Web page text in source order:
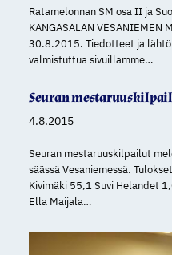
Ratamelonnan SM osa II ja
KANGASALAN VESANIEMEN
30.8.2015. Tiedotteet ja
valmistuttua sivuillamme…
Seuran
4.8.2015
Seuran mestaruuskilpailut
säässä Vesaniemessä.
Kivimäki 55,1 Suvi Helandet
Ella Maijala…